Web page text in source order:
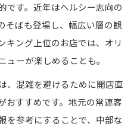
です。近年はヘルシー志向の
そばも登場し、幅広い層の観
キング上位のお店では、オリ
ーが楽しめることも。
、混雑を避けるために開店直
おすすめです。地元の常連客
を参考にすることで、中部な